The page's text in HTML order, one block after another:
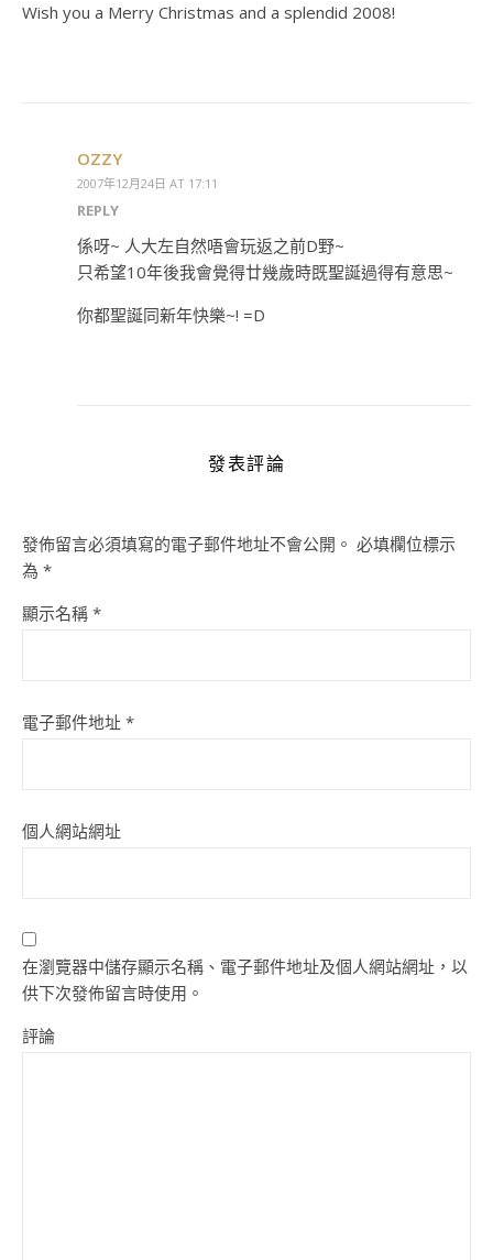
Wish you a Merry Christmas and a splendid 2008!
OZZY
2007年12月24日 AT 17:11
REPLY
係呀~ 人大左自然唔會玩返之前D野~
只希望10年後我會覺得廿幾歲時既聖誕過得有意思~
你都聖誕同新年快樂~! =D
發表評論
發佈留言必須填寫的電子郵件地址不會公開。 必填欄位標示
為 *
顯示名稱 *
電子郵件地址 *
個人網站網址
在瀏覽器中儲存顯示名稱、電子郵件地址及個人網站網址，以
供下次發佈留言時使用。
評論